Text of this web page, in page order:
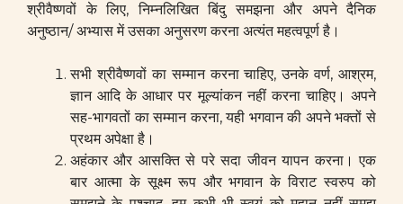
श्रीवैष्णवों के लिए, निम्नलिखित बिंदु समझना और अपने दैनिक
अनुष्ठान/ अभ्यास में उसका अनुसरण करना अत्यंत महत्वपूर्ण है।
सभी श्रीवैष्णवों का सम्मान करना चाहिए, उनके वर्ण, आश्रम,
ज्ञान आदि के आधार पर मूल्यांकन नहीं करना चाहिए। अपने
सह-भागवतों का सम्मान करना, यही भगवान की अपने भक्तों से
प्रथम अपेक्षा है।
अहंकार और आसक्ति से परे सदा जीवन यापन करना। एक
बार आत्मा के सूक्ष्म रूप और भगवान के विराट स्वरुप को